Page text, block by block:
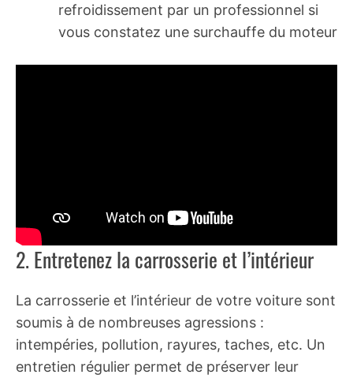
refroidissement par un professionnel si
vous constatez une surchauffe du moteur
2. Entretenez la carrosserie et l’intérieur
La carrosserie et l’intérieur de votre voiture sont
soumis à de nombreuses agressions :
intempéries, pollution, rayures, taches, etc. Un
entretien régulier permet de préserver leur